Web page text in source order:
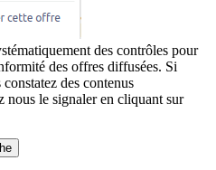
des contrôles pour
des offres diffusées. Si
des contenus
nous le signaler en cliquant sur